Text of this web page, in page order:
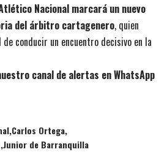
Nacional marcará un nuevo
del árbitro cartagenero, quien
conducir un encuentro decisivo en la
canal de alertas en WhatsApp
Carlos Ortega
Junior de Barranquilla